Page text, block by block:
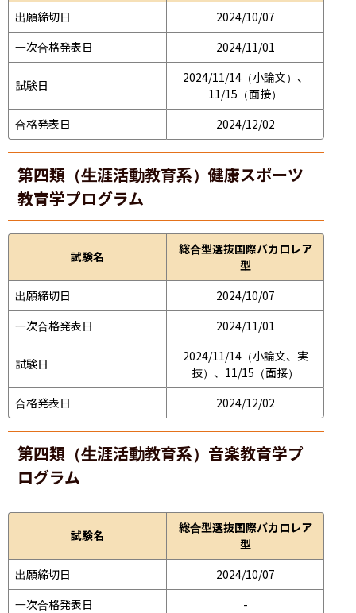
出願締切日
2024/10/07
一次合格発表日
2024/11/01
試験日
2024/11/14（小論文）、
11/15（面接）
合格発表日
2024/12/02
第四類（生涯活動教育系）健康スポーツ
教育学プログラム
試験名
総合型選抜国際バカロレア
型
出願締切日
2024/10/07
一次合格発表日
2024/11/01
試験日
2024/11/14（小論文、実
技）、11/15（面接）
合格発表日
2024/12/02
第四類（生涯活動教育系）音楽教育学プ
ログラム
試験名
総合型選抜国際バカロレア
型
出願締切日
2024/10/07
一次合格発表日
-